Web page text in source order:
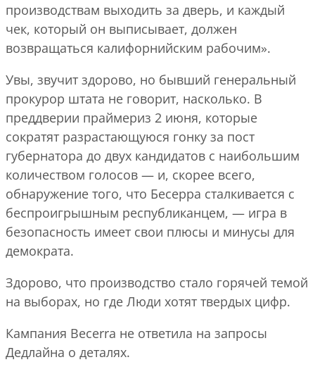
производствам выходить за дверь, и каждый
чек, который он выписывает, должен
возвращаться калифорнийским рабочим».
Увы, звучит здорово, но бывший генеральный
прокурор штата не говорит, насколько. В
преддверии праймериз 2 июня, которые
сократят разрастающуюся гонку за пост
губернатора до двух кандидатов с наибольшим
количеством голосов — и, скорее всего,
обнаружение того, что Бесерра сталкивается с
беспроигрышным республиканцем, — игра в
безопасность имеет свои плюсы и минусы для
демократа.
Здорово, что производство стало горячей темой
на выборах, но где Люди хотят твердых цифр.
Кампания Becerra не ответила на запросы
Дедлайна о деталях.